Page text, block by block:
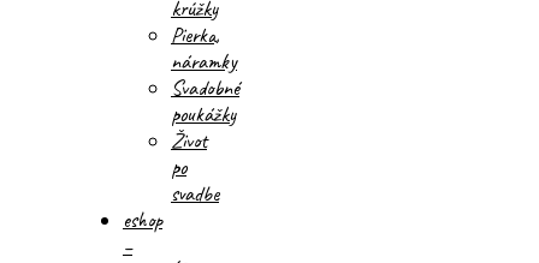
krúžky
Pierka,
náramky
Svadobné
poukážky
Život
po
svadbe
eshop
–